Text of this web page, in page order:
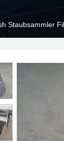
Staubsammler